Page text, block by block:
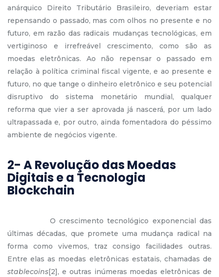
anárquico Direito Tributário Brasileiro, deveriam estar
repensando o passado, mas com olhos no presente e no
futuro, em razão das radicais mudanças tecnológicas, em
vertiginoso e irrefreável crescimento, como são as
moedas eletrônicas. Ao não repensar o passado em
relação à política criminal fiscal vigente, e ao presente e
futuro, no que tange o dinheiro eletrônico e seu potencial
disruptivo do sistema monetário mundial, qualquer
reforma que vier a ser aprovada já nascerá, por um lado
ultrapassada e, por outro, ainda fomentadora do péssimo
ambiente de negócios vigente.
2- A Revolução das Moedas
Digitais e a Tecnologia
Blockchain
O crescimento tecnológico exponencial das
últimas décadas, que promete uma mudança radical na
forma como vivemos, traz consigo facilidades outras.
Entre elas as moedas eletrônicas estatais, chamadas de
stablecoins[2], e outras inúmeras moedas eletrônicas de